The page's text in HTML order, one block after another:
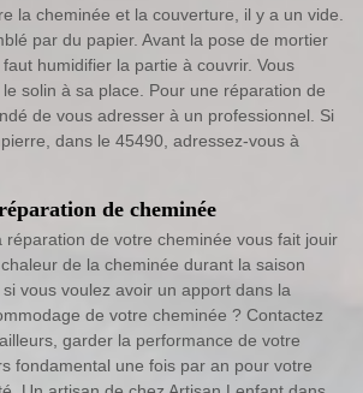
la cheminée et la couverture, il y a un vide.
par du papier. Avant la pose de mortier
humidifier la partie à couvrir. Vous
solin à sa place. Pour une réparation de
de vous adresser à un professionnel. Si
dans le 45490, adressez-vous à
de cheminée
réparation de votre cheminée vous fait jouir
de la cheminée durant la saison
vous voulez avoir un apport dans la
de votre cheminée ? Contactez
garder la performance de votre
fondamental une fois par an pour votre